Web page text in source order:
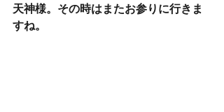
天神様。その時はまたお参りに行きま
すね。